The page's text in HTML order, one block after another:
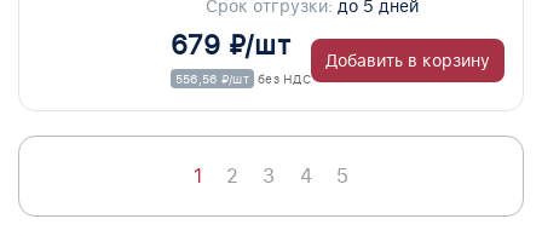
Срок отгрузки: до 5 дней
679 ₽/шт
556,56 ₽/шт без НДС
Добавить в корзину
1 2 3 4 5